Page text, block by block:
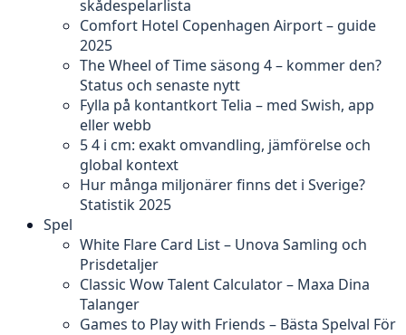
skådespelarlista
Comfort Hotel Copenhagen Airport – guide
2025
The Wheel of Time säsong 4 – kommer den?
Status och senaste nytt
Fylla på kontantkort Telia – med Swish, app
eller webb
5 4 i cm: exakt omvandling, jämförelse och
global kontext
Hur många miljonärer finns det i Sverige?
Statistik 2025
Spel
White Flare Card List – Unova Samling och
Prisdetaljer
Classic Wow Talent Calculator – Maxa Dina
Talanger
Games to Play with Friends – Bästa Spelval För